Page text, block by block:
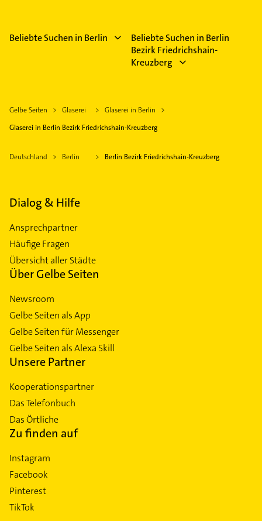
Beliebte Suchen in Berlin
Beliebte Suchen in Berlin
Bezirk Friedrichshain-
Kreuzberg
Gelbe Seiten Glaserei
Glaserei in Berlin
Glaserei in Berlin Bezirk Friedrichshain-Kreuzberg
Deutschland Berlin Berlin Bezirk Friedrichshain-Kreuzberg
Dialog & Hilfe
Ansprechpartner
Häufige Fragen
Übersicht aller Städte
Über Gelbe Seiten
Newsroom
Gelbe Seiten als App
Gelbe Seiten für Messenger
Gelbe Seiten als Alexa Skill
Unsere Partner
Kooperationspartner
Das Telefonbuch
Das Örtliche
Zu finden auf
Instagram
Facebook
Pinterest
TikTok